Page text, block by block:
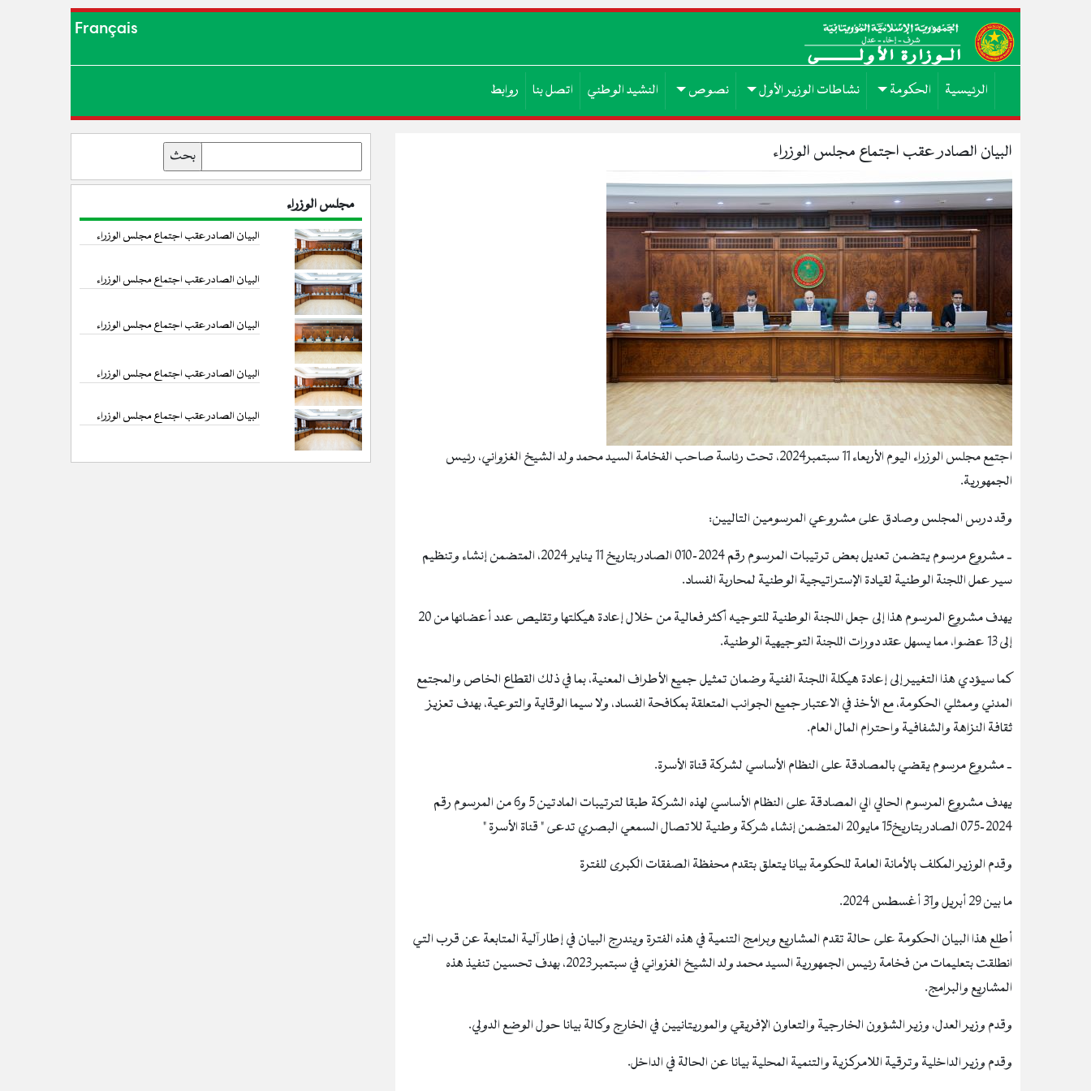
Français
الرئيسية الحكومة نشاطات الوزير الأول نصوص النشيد الوطني اتصل بنا روابط
البيان الصادر عقب اجتماع مجلس الوزراء
اجتمع مجلس الوزراء اليوم الأربعاء 11 سبتمبر2024، تحت رئاسة صاحب الفخامة السيد محمد ولد الشيخ الغزواني، رئيس
الجمهورية.
وقد درس المجلس وصادق على مشروعي المرسومين التاليين:
‐ مشروع مرسوم يتضمن تعديل بعض ترتيبات المرسوم رقم 2024-010 الصادر بتاريخ 11 يناير 2024، المتضمن إنشاء وتنظيم
سير عمل اللجنة الوطنية لقيادة الإستراتيجية الوطنية لمحاربة الفساد.
يهدف مشروع المرسوم هذا إلى جعل اللجنة الوطنية للتوجيه أكثر فعالية من خلال إعادة هيكلتها وتقليص عدد أعضائها من 20
إلى 13 عضوا، مما يسهل عقد دورات اللجنة التوجيهية الوطنية.
كما سيؤدي هذا التغيير إلى إعادة هيكلة اللجنة الفنية وضمان تمثيل جميع الأطراف المعنية، بما في ذلك القطاع الخاص والمجتمع
المدني وممثلي الحكومة، مع الأخذ في الاعتبار جميع الجوانب المتعلقة بمكافحة الفساد، ولا سيما الوقاية والتوعية، بهدف تعزيز
ثقافة النزاهة والشفافية واحترام المال العام.
‐ مشروع مرسوم يقضي بالمصادقة على النظام الأساسي لشركة قناة الأسرة.
يهدف مشروع المرسوم الحالي الي المصادقة على النظام الأساسي لهذه الشركة طبقا لترتيبات المادتين 5 و6 من المرسوم رقم
2024-075 الصادر بتاريخ15 مايو20 المتضمن إنشاء شركة وطنية للاتصال السمعي البصري تدعى " قناة الأسرة "
وقدم الوزير المكلف بالأمانة العامة للحكومة بيانا يتعلق بتقدم محفظة الصفقات الكبرى للفترة
ما بين 29 أبريل و31 أغسطس 2024.
أطلع هذا البيان الحكومة على حالة تقدم المشاريع وبرامج التنمية في هذه الفترة ويندرج البيان في إطار آلية المتابعة عن قرب التي
انطلقت بتعليمات من فخامة رئيس الجمهورية السيد محمد ولد الشيخ الغزواني في سبتمبر 2023، بهدف تحسين تنفيذ هذه
المشاريع والبرامج.
وقدم وزير العدل، وزير الشؤون الخارجية والتعاون الإفريقي والموريتانيين في الخارج وكالة بيانا حول الوضع الدولي.
وقدم وزير الداخلية وترقية اللامركزية والتنمية المحلية بيانا عن الحالة في الداخل.
مجلس الوزراء
البيان الصادر عقب اجتماع مجلس الوزراء
البيان الصادر عقب اجتماع مجلس الوزراء
البيان الصادر عقب اجتماع مجلس الوزراء
البيان الصادر عقب اجتماع مجلس الوزراء
البيان الصادر عقب اجتماع مجلس الوزراء